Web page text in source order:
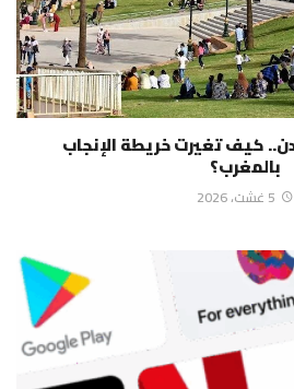
كيف تغيرت خريطة الإنجاب
بالمغرب؟
5 غشت، 2026